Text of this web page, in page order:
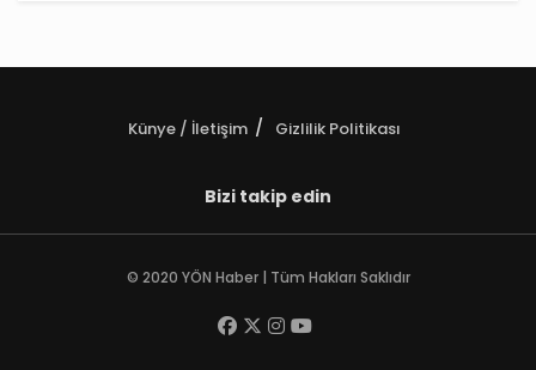
Künye / İletişim Gizlilik Politikası
Bizi takip edin
© 2020 YÖN Haber | Tüm Hakları Saklıdır